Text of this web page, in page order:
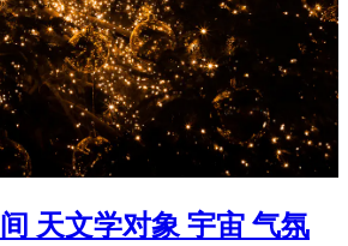
天文学对象 宇宙 气氛